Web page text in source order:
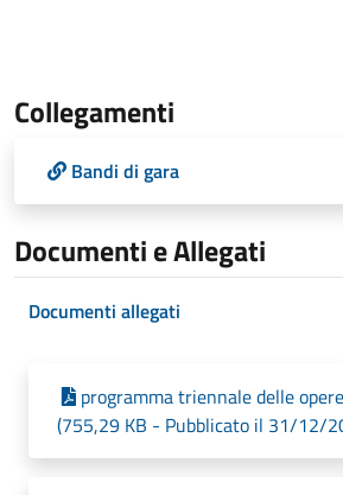
Collegamenti
Bandi di gara
Documenti e Allegati
Documenti allegati
programma triennale delle
(755,29 KB - Pubblicato il 31/12/